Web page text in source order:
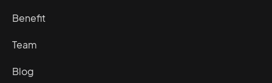
Benefit
Team
Blog